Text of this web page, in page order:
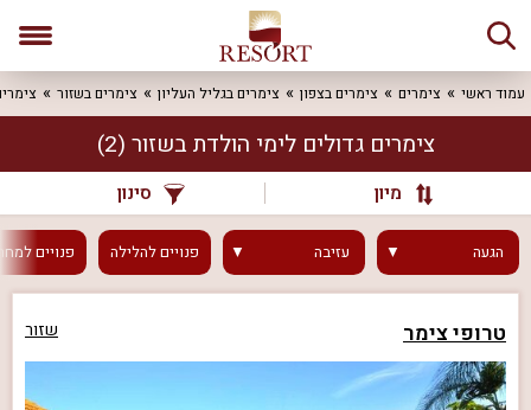
עמוד ראשי צימרים צימרים בצפון צימרים בגליל העליון צימרים בשזור
צימרים גדולים לימי הולדת בשזור (2)
מיון סינון
הגעה עזיבה פנוייםלהלילה פנויים
טרופי צימר שזור